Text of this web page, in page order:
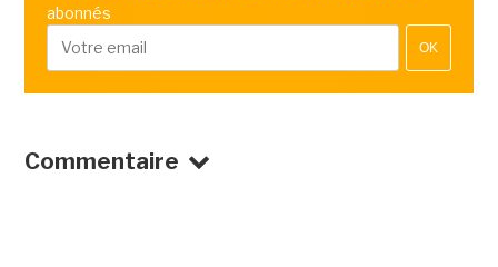
abonnés
OK
Commentaire